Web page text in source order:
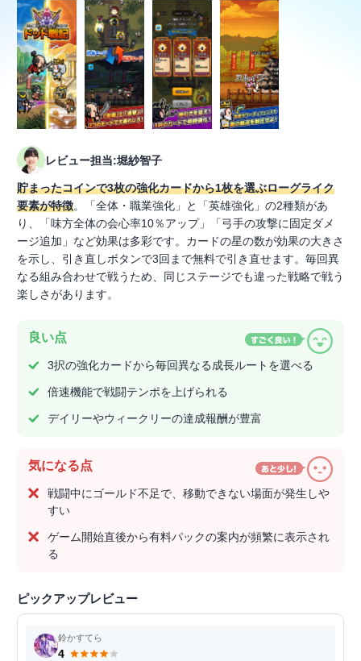
レビュー担当:堀紗智子
貯まったコインで3枚の強化カードから1枚を選ぶローグライク
要素が特徴。「全体・職業強化」と「英雄強化」の2種類があ
り、「味方全体の会心率10％アップ」「弓手の攻撃に固定ダメ
ージ追加」など効果は多彩です。カードの星の数が効果の大きさ
を示し、引き直しボタンで3回まで無料で引き直せます。毎回異
なる組み合わせで戦うため、同じステージでも違った戦略で戦う
楽しさがあります。
良い点
3択の強化カードから毎回異なる成長ルートを選べる
倍速機能で戦闘テンポを上げられる
デイリーやウィークリーの達成報酬が豊富
気になる点
戦闘中にゴールド不足で、移動できない場面が発生しや
すい
ゲーム開始直後から有料パックの案内が頻繁に表示され
る
ピックアップレビュー
鈴かすてら
4